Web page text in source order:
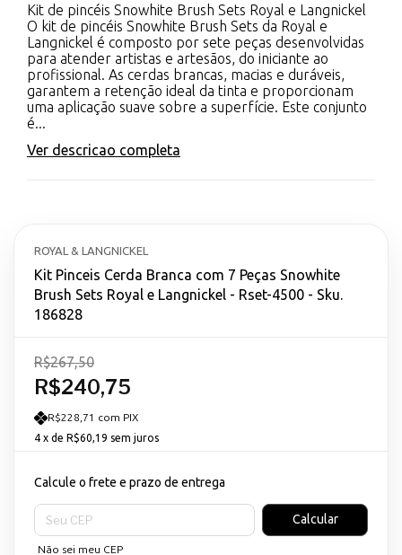
Kit de pincéis Snowhite Brush Sets Royal e Langnickel
O kit de pincéis Snowhite Brush Sets da Royal e
Langnickel é composto por sete peças desenvolvidas
para atender artistas e artesãos, do iniciante ao
profissional. As cerdas brancas, macias e duráveis,
garantem a retenção ideal da tinta e proporcionam
uma aplicação suave sobre a superfície. Este conjunto
é...
Ver descricao completa
ROYAL & LANGNICKEL
Kit Pinceis Cerda Branca com 7 Peças Snowhite
Brush Sets Royal e Langnickel - Rset-4500 - Sku.
186828
R$240,75
R$267,50
R$228,71 com PIX
4 x de R$60,19 sem juros
Calcule o frete e prazo de entrega
Entregas para o CEP:
Calcular
Não sei meu CEP